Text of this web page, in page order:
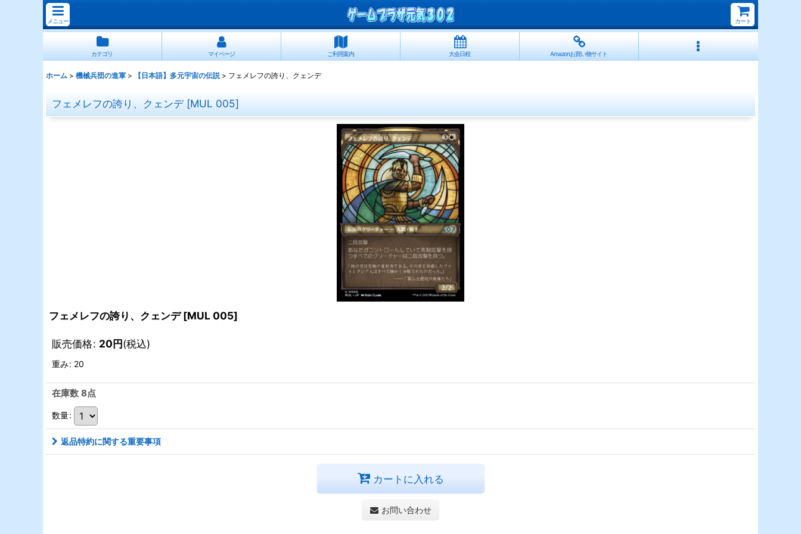
メニュー カート
カテゴリ マイページ ご利用案内 大会日程 Amazonお買い物サイト
ホーム > 機械兵団の進軍 > 【日本語】多元宇宙の伝説 > フェメレフの誇り、クェンデ
フェメレフの誇り、クェンデ [MUL 005]
フェメレフの誇り、クェンデ [MUL 005]
販売価格: 20円(税込)
重み: 20
在庫数 8点
数量:
返品特約に関する重要事項
カートに入れる
お問い合わせ